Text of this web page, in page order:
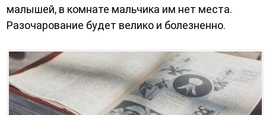
малышей, в комнате мальчика им нет места.
Разочарование будет велико и болезненно.